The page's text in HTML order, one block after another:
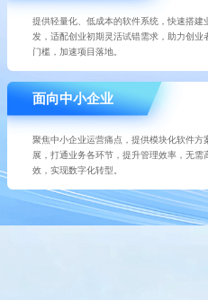
提供轻量化、低成本的软件系统，快速搭建
发，适配创业初期灵活试错需求，助力创业
门槛，加速项目落地。
面向中小企业
聚焦中小企业运营痛点，提供模块化软件方
展，打通业务各环节，提升管理效率，无需
效，实现数字化转型。